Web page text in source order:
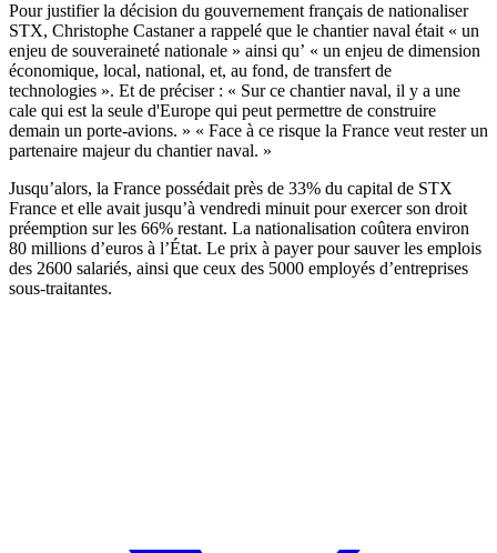
Pour justifier la décision du gouvernement français de nationaliser
STX, Christophe Castaner a rappelé que le chantier naval était « un
enjeu de souveraineté nationale » ainsi qu’ « un enjeu de dimension
économique, local, national, et, au fond, de transfert de
technologies ». Et de préciser : « Sur ce chantier naval, il y a une
cale qui est la seule d'Europe qui peut permettre de construire
demain un porte-avions. » « Face à ce risque la France veut rester un
partenaire majeur du chantier naval. »
Jusqu’alors, la France possédait près de 33% du capital de STX
France et elle avait jusqu’à vendredi minuit pour exercer son droit
préemption sur les 66% restant. La nationalisation coûtera environ
80 millions d’euros à l’État. Le prix à payer pour sauver les emplois
des 2600 salariés, ainsi que ceux des 5000 employés d’entreprises
sous-traitantes.